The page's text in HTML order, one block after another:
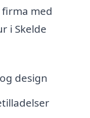
med
i Skelde
design